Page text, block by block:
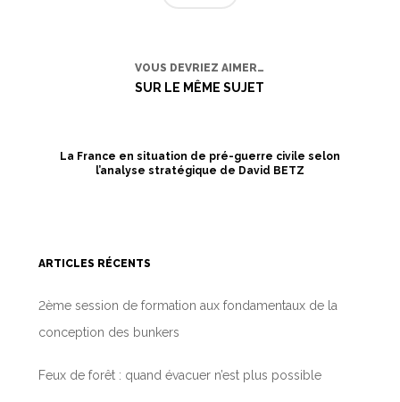
VOUS DEVRIEZ AIMER…
SUR LE MÊME SUJET
La France en situation de pré-guerre civile selon
l’analyse stratégique de David BETZ
ARTICLES RÉCENTS
2ème session de formation aux fondamentaux de la
conception des bunkers
Feux de forêt : quand évacuer n’est plus possible